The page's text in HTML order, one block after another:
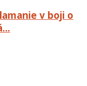
v boji o